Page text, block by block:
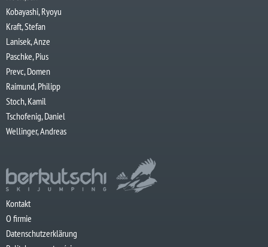
Kobayashi, Ryoyu
Kraft, Stefan
Lanisek, Anze
Paschke, Pius
Prevc, Domen
Raimund, Philipp
Stoch, Kamil
Tschofenig, Daniel
Wellinger, Andreas
Kontakt
O firmie
Datenschutzerklärung